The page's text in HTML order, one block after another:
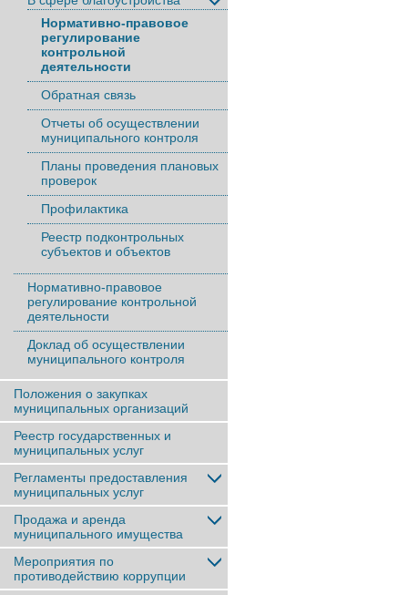
Нормативно-правовое
регулирование
контрольной
деятельности
Обратная связь
Отчеты об осуществлении
муниципального контроля
Планы проведения плановых
проверок
Профилактика
Реестр подконтрольных
субъектов и объектов
Нормативно-правовое
регулирование контрольной
деятельности
Доклад об осуществлении
муниципального контроля
Положения о закупках
муниципальных организаций
Реестр государственных и
муниципальных услуг
Регламенты предоставления
муниципальных услуг
Продажа и аренда
муниципального имущества
Мероприятия по
противодействию коррупции